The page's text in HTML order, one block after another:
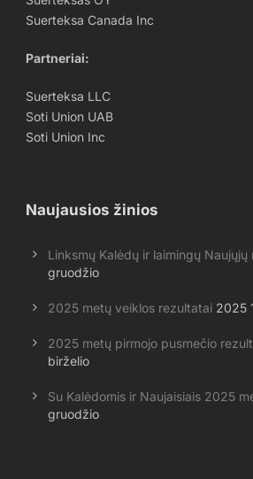
Suerteksa Canada Inc
Partneriai:
Suerteksa LLC
Soti Union UAB
Soti Union Inc
Naujausios žinios
Linksmų Kalėdų ir laimingų Naujųjų
gruodžio
2025 metų veiklos rezultatai 2025
2025 metų pirmojo pusmečio
birželio
Su Kalėdomis ir Naujaisiais 2025
gruodžio